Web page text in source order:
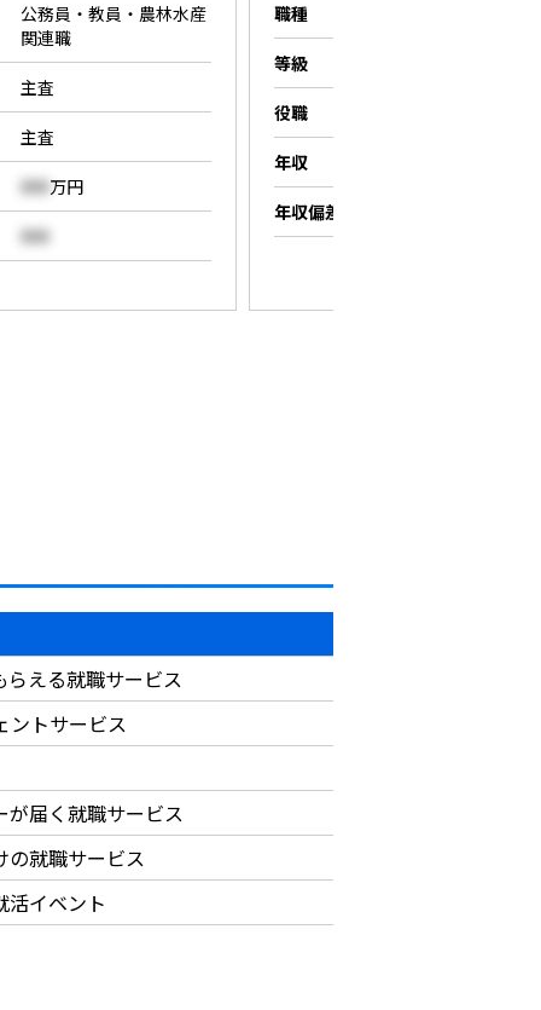
公務員・教員・農林水産
関連職
主査
主査
000 万円
000
職種
等級
役職
年収
年収偏差値
える就職サービス
ントサービス
届く就職サービス
の就職サービス
活イベント